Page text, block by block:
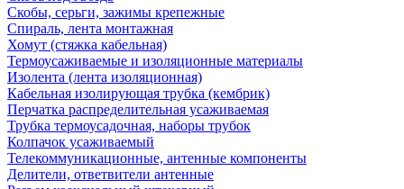
Скобы, серьги, зажимы крепежные
Спираль, лента монтажная
Хомут (стяжка кабельная)
Термоусаживаемые и изоляционные материалы
Изолента (лента изоляционная)
Кабельная изолирующая трубка (кембрик)
Перчатка распределительная усаживаемая
Трубка термоусадочная, наборы трубок
Колпачок усаживаемый
Телекоммуникационные, антенные компоненты
Делители, ответвители антенные